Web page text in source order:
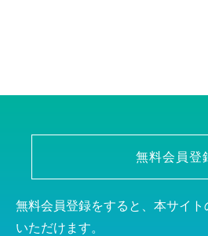
無料会員登
無料会員登録をすると、本サイ
いただけます。